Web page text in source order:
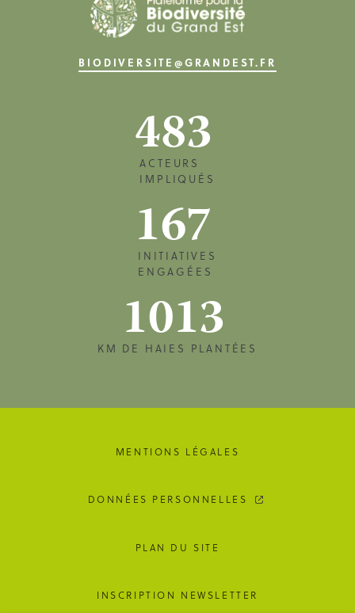
BIODIVERSITE@GRANDEST.FR
483
ACTEURS
IMPLIQUÉS
167
INITIATIVES
ENGAGÉES
1013
KM DE HAIES PLANTÉES
MENTIONS LÉGALES
DONNÉES PERSONNELLES
PLAN DU SITE
INSCRIPTION NEWSLETTER